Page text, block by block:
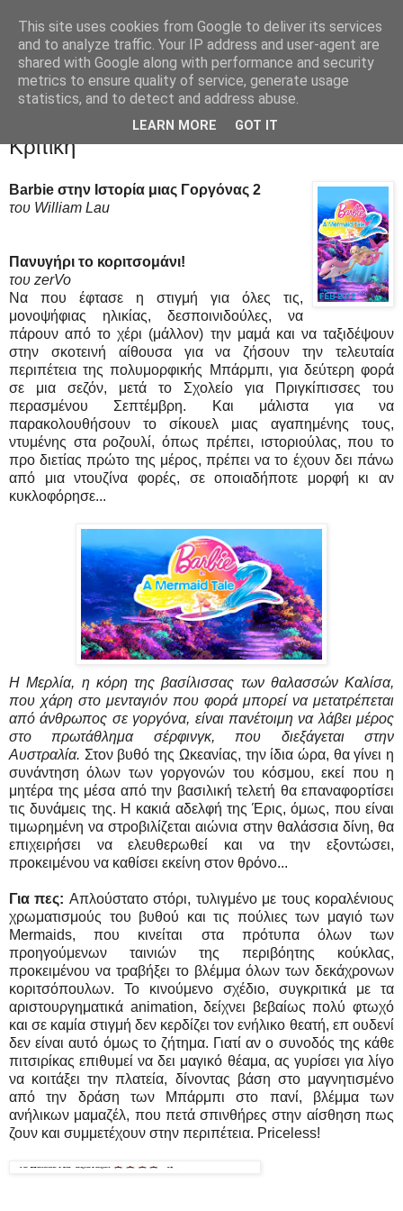
Movies Ltd
23/2/12
Barbie in A Mermaid Tale 2 - Review /
Κριτική
Barbie στην Ιστορία μιας Γοργόνας 2
του William Lau
Πανυγήρι το κοριτσομάνι!
του zerVo
Να που έφτασε η στιγμή για όλες τις,
μονοψήφιας ηλικίας, δεσποινιδούλες, να
πάρουν από το χέρι (μάλλον) την μαμά και να ταξιδέψουν
στην σκοτεινή αίθουσα για να ζήσουν την τελευταία
περιπέτεια της πολυμορφικής Μπάρμπι, για δεύτερη φορά
σε μια σεζόν, μετά το Σχολείο για Πριγκίπισσες του
περασμένου Σεπτέμβρη. Και μάλιστα για να
παρακολουθήσουν το σίκουελ μιας αγαπημένης τους,
ντυμένης στα ροζουλί, όπως πρέπει, ιστοριούλας, που το
προ διετίας πρώτο της μέρος, πρέπει να το έχουν δει πάνω
από μια ντουζίνα φορές, σε οποιαδήποτε μορφή κι αν
κυκλοφόρησε...
Η Μερλία, η κόρη της βασίλισσας των θαλασσών Καλίσα,
που χάρη στο μενταγιόν που φορά μπορεί να μετατρέπεται
από άνθρωπος σε γοργόνα, είναι πανέτοιμη να λάβει μέρος
στο πρωτάθλημα σέρφινγκ, που διεξάγεται στην
Αυστραλία. Στον βυθό της Ωκεανίας, την ίδια ώρα, θα γίνει η
συνάντηση όλων των γοργονών του κόσμου, εκεί που η
μητέρα της μέσα από την βασιλική τελετή θα επαναφορτίσει
τις δυνάμεις της. Η κακιά αδελφή της Έρις, όμως, που είναι
τιμωρημένη να στροβιλίζεται αιώνια στην θαλάσσια δίνη, θα
επιχειρήσει να ελευθερωθεί και να την εξοντώσει,
προκειμένου να καθίσει εκείνη στον θρόνο...
Για πες: Απλούστατο στόρι, τυλιγμένο με τους κοραλένιους
χρωματισμούς του βυθού και τις πούλιες των μαγιό των
Mermaids, που κινείται στα πρότυπα όλων των
προηγούμενων ταινιών της περιβόητης κούκλας,
προκειμένου να τραβήξει το βλέμμα όλων των δεκάχρονων
κοριτσόπουλων. Το κινούμενο σχέδιο, συγκριτικά με τα
αριστουργηματικά animation, δείχνει βεβαίως πολύ φτωχό
και σε καμία στιγμή δεν κερδίζει τον ενήλικο θεατή, επ ουδενί
δεν είναι αυτό όμως το ζήτημα. Γιατί αν ο συνοδός της κάθε
πιτσιρίκας επιθυμεί να δει μαγικό θέαμα, ας γυρίσει για λίγο
να κοιτάξει την πλατεία, δίνοντας βάση στο μαγνητισμένο
από την δράση των Μπάρμπι στο πανί, βλέμμα των
ανήλικων μαμαζέλ, που πετά σπινθήρες στην αίσθηση πως
ζουν και συμμετέχουν στην περιπέτεια. Priceless!
This site uses cookies from Google to deliver its services
and to analyze traffic. Your IP address and user-agent are
shared with Google along with performance and security
metrics to ensure quality of service, generate usage
statistics, and to detect and address abuse.
LEARN MORE GOT IT